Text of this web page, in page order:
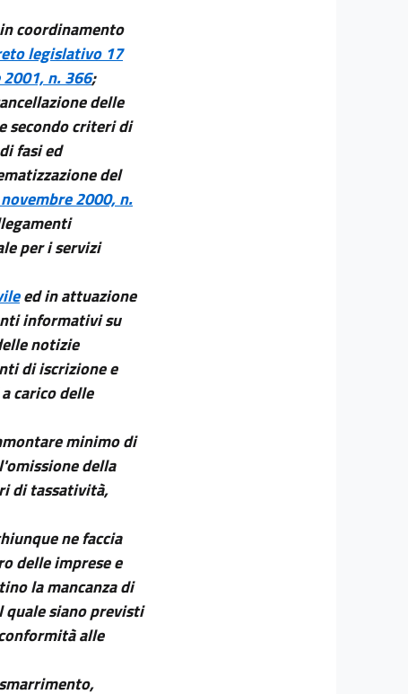
coordinamento
legislativo 17
n. 366;
delle
secondo criteri di
fasi ed
del
2000, n.
per i servizi
ed in attuazione
informativi su
notizie
di iscrizione e
carico delle
minimo di
della
di tassatività,
ne faccia
delle imprese e
la mancanza di
siano previsti
alle